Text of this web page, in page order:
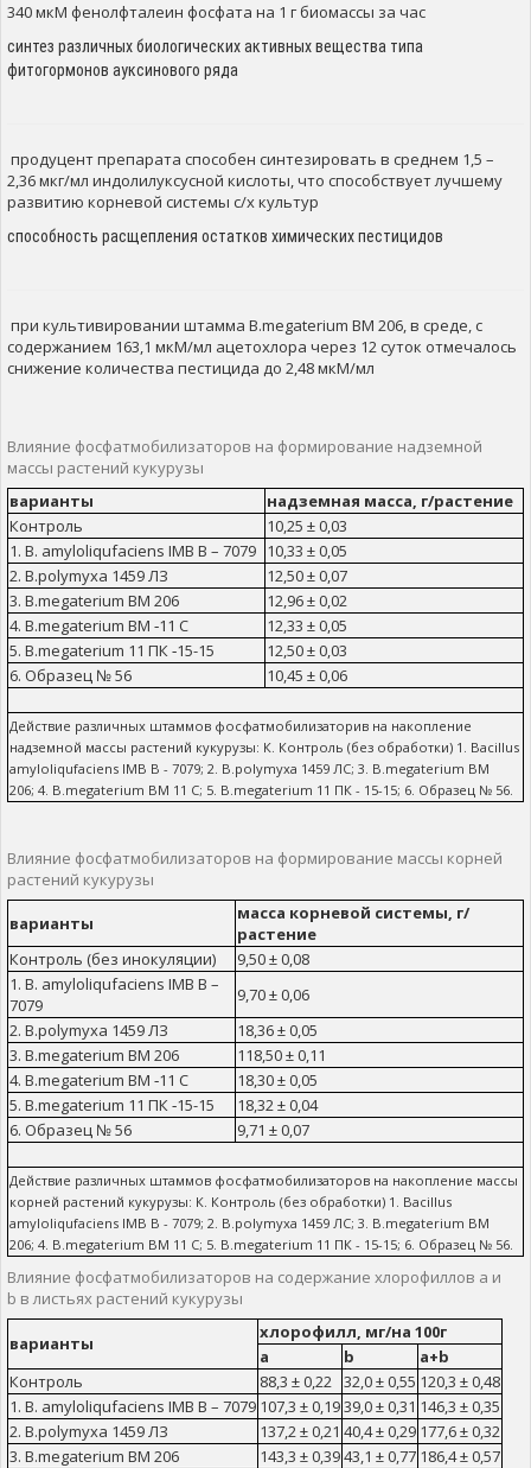
340 мкМ фенолфталеин фосфата на 1 г биомассы за час
синтез различных биологических активных вещества типа
фитогормонов ауксинового ряда
продуцент препарата способен синтезировать в среднем 1,5 –
2,36 мкг/мл индолилуксусной кислоты, что способствует лучшему
развитию корневой системы с/х культур
способность расщепления остатков химических пестицидов
при культивировании штамма B.megaterium BМ 206, в среде, с
содержанием 163,1 мкМ/мл ацетохлора через 12 суток отмечалось
снижение количества пестицида до 2,48 мкМ/мл
Влияние фосфатмобилизаторов на формирование надземной
массы растений кукурузы
варианты
надземная масса, г/растение
Контроль
10,25 ± 0,03
1. B. amyloliqufaciens IMB B – 7079 10,33 ± 0,05
2. B.polymyxa 1459 ЛЗ
12,50 ± 0,07
3. B.megaterium BМ 206
12,96 ± 0,02
4. B.megaterium BM ‑11 C
12,33 ± 0,05
5. B.megaterium 11 ПК ‑15-15
12,50 ± 0,03
6. Образец № 56
10,45 ± 0,06
Действие различных штаммов фосфатмобилизаторив на накопление
надземной массы растений кукурузы: К. Контроль (без обработки) 1. Bacillus
amyloliqufaciens IMB B - 7079; 2. B.polymyxa 1459 ЛС; 3. B.megaterium BМ
206; 4. B.megaterium BM 11 C; 5. B.megaterium 11 ПК - 15-15; 6. Образец № 56.
Влияние фосфатмобилизаторов на формирование массы корней
растений кукурузы
варианты
масса корневой системы, г/
растение
Контроль (без инокуляции)
9,50 ± 0,08
1. B. amyloliqufaciens IMB B –
7079
9,70 ± 0,06
2. B.polymyxa 1459 ЛЗ
18,36 ± 0,05
3. B.megaterium BМ 206
118,50 ± 0,11
4. B.megaterium BM ‑11 C
18,30 ± 0,05
5. B.megaterium 11 ПК ‑15-15
18,32 ± 0,04
6. Образец № 56
9,71 ± 0,07
Действие различных штаммов фосфатмобилизаторов на накопление массы
корней растений кукурузы: К. Контроль (без обработки) 1. Bacillus
amyloliqufaciens IMB B - 7079; 2. B.polymyxa 1459 ЛС; 3. B.megaterium BМ
206; 4. B.megaterium BM 11 C; 5. B.megaterium 11 ПК - 15-15; 6. Образец № 56.
Влияние фосфатмобилизаторов на содержание хлорофиллов а и
b в листьях растений кукурузы
варианты
хлорофилл, мг/на 100г
a
b
a+b
Контроль
88,3 ± 0,22 32,0 ± 0,55 120,3 ± 0,48
1. B. amyloliqufaciens IMB B – 7079 107,3 ± 0,1939,0 ± 0,31 146,3 ± 0,35
2. B.polymyxa 1459 ЛЗ
137,2 ± 0,21 40,4 ± 0,29 177,6 ± 0,32
3. B.megaterium BМ 206
143,3 ± 0,3943,1 ± 0,77 186,4 ± 0,57